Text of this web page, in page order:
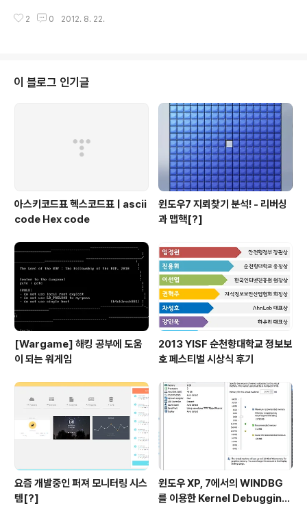
서 나머지 1개 파일인 압축 파일을 열기로 했..
문제를 많이 풀게 되었습니다. 그만큼 실력도 늘었지만, 아
그 끝은 창대하리라" 안녕하세요~ 첫문제는 간단하게 가볼
까요? 소스를 보세요! :D 역시 워밍업 1번 답습니다. 간단
하게 소스를 봅니다. 17번째 줄에 인증키를 얻으려면 쿠키
를 보세요. 지금 당장 쿠키를 보러 달려갑시다. 인터넷 익스
플로러에선 cooxie 툴바를 이용해서 볼수도 있습니다만
저는 스니퍼를 이..
2 0 2012. 8. 22.
이 블로그 인기글
아스키코드표 헥스코드표 | ascii
code Hex code
윈도우7 지뢰찾기 분석! - 리버싱
과 맵핵[?]
[Wargame] 해킹 공부에 도움
이 되는 워게임
2013 YISF 순천향대학교 정보보
호 페스티벌 시상식 후기
요즘 개발중인 퍼져 모니터링 시스
템[?]
윈도우 XP, 7에서의 WINDBG
를 이용한 Kernel Debugging